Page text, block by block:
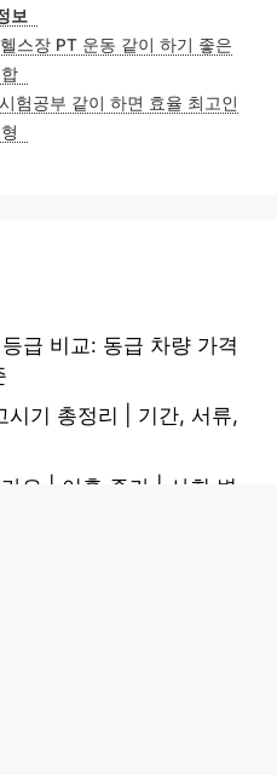
보
스장 PT 운동 같이 하기 좋은
험공부 같이 하면 효율 최고인
급 비교: 동급 차량 가격
시기 총정리 | 기간, 서류,
요 | 이혼 증가 | 사회 변